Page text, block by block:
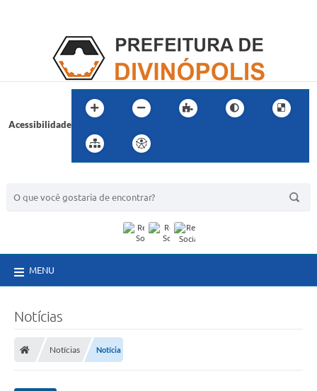
Acessibilidade
MENU
Notícias
Notícias Notícia